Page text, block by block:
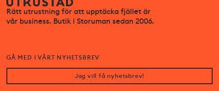
Rätt utrustning för att upptäcka fjället är
vår business. Butik i Storuman sedan 2006.
GÅ MED I VÅRT NYHETSBREV
Jag vill få nyhetsbrev!